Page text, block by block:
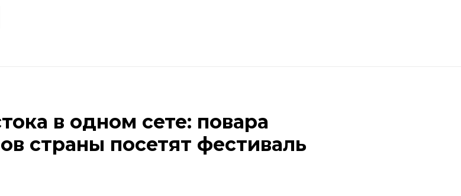
в одном сете: повара
страны посетят фестиваль